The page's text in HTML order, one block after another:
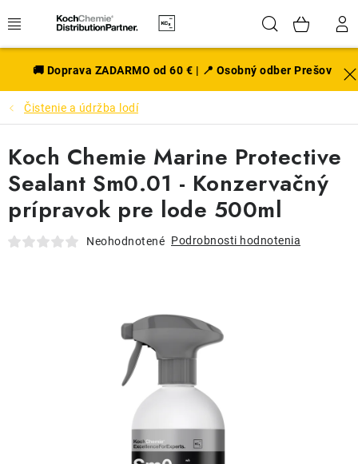
na
Hľadať
EXTERIÉR
DISKY A PNEU
INTERIÉR
PRÍSLUŠENSTVO
VÔNE DO AUTA
NOVINKY V SORTIMENTE
ČISTENIE A ÚDRŽBA LODÍ
🚚 Doprava ZADARMO od 60 € | 📍 Osobný odber Prešov
Čistenie a údržba lodí
Koch Chemie Marine Protective
Sealant Sm0.01 - Konzervačný
prípravok pre lode 500ml
Neohodnotené Podrobnosti hodnotenia